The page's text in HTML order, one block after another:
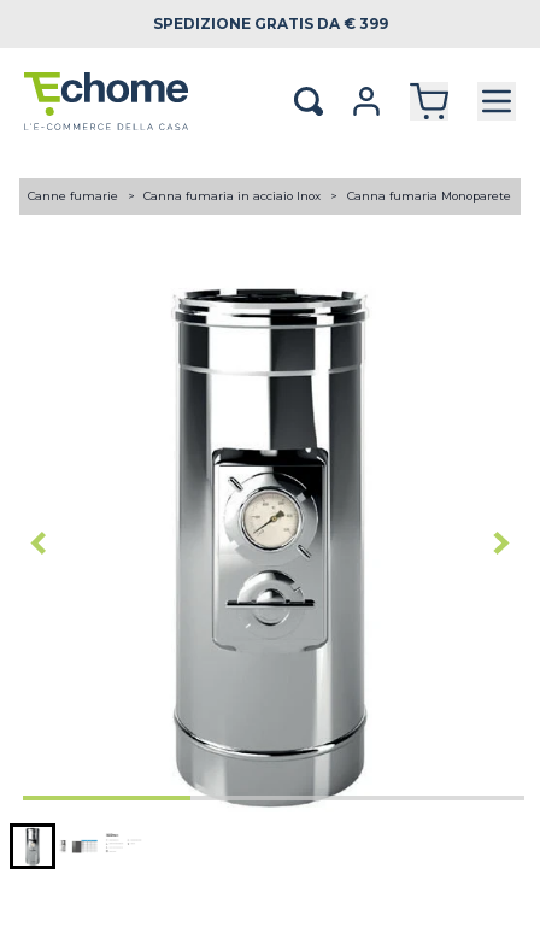
SPEDIZIONE GRATIS DA € 399
Canne fumarie Canna fumaria in acciaio Inox Canna fumaria Monoparete